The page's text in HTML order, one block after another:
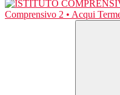
Comprensivo 2 • Acqui